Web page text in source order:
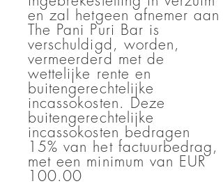
en zal hetgeen afnemer aan
The Pani Puri Bar is
verschuldigd, worden,
vermeerderd met de
wettelijke rente en
buitengerechtelijke
incassokosten. Deze
buitengerechtelijke
incassokosten bedragen
15% van het factuurbedrag,
met een minimum van EUR
100.00